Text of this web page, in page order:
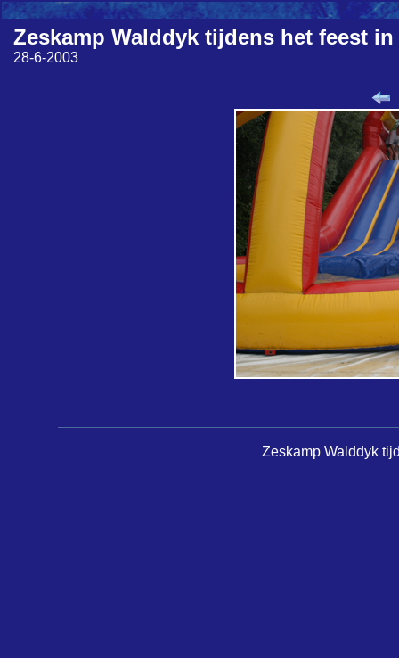
Zeskamp Walddyk tijdens het feest in
28-6-2003
Zeskamp Walddyk